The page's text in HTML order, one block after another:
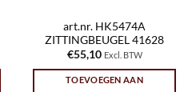
art.nr. HK5474A
ZITTINGBEUGEL 41628
€55,10 Excl. BTW
TOEVOEGEN AAN